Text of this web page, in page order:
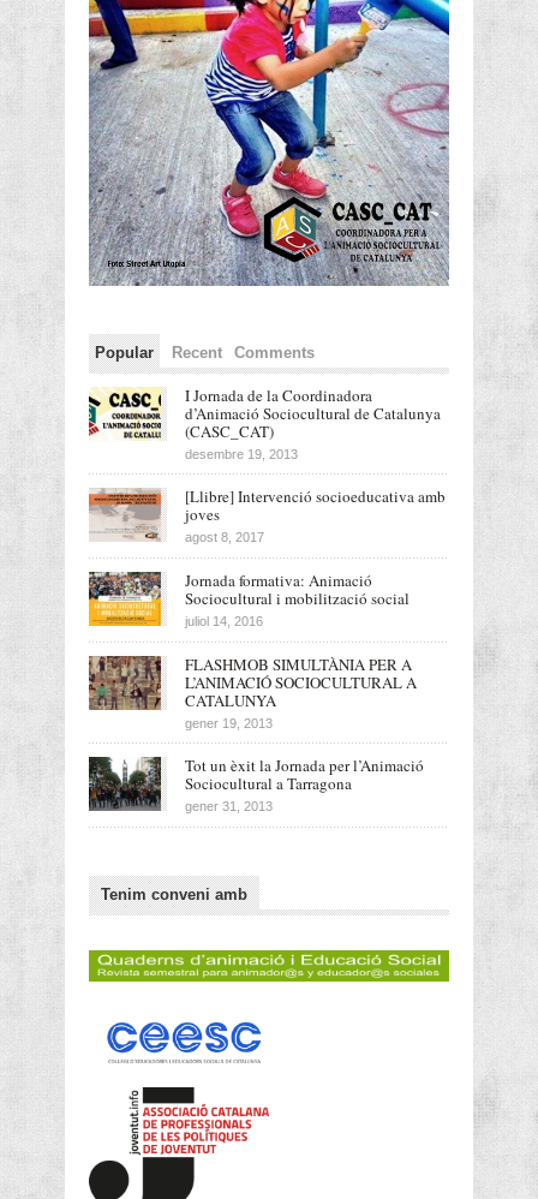
Popular Recent Comments
I Jornada de la Coordinadora
d’Animació Sociocultural de Catalunya
(CASC_CAT)
desembre 19, 2013
[Llibre] Intervenció socioeducativa amb
joves
agost 8, 2017
Jornada formativa: Animació
Sociocultural i mobilització social
juliol 14, 2016
FLASHMOB SIMULTÀNIA PER A
L’ANIMACIÓ SOCIOCULTURAL A
CATALUNYA
gener 19, 2013
Tot un èxit la Jornada per l’Animació
Sociocultural a Tarragona
gener 31, 2013
Tenim conveni amb